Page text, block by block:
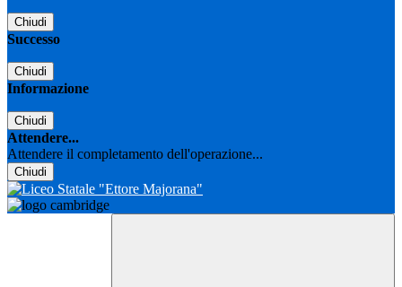
Chiudi
Successo
Chiudi
Informazione
Chiudi
Attendere...
Attendere il completamento dell'operazione...
Chiudi